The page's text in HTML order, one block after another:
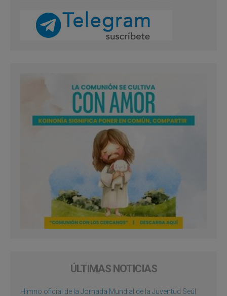
ÚLTIMAS NOTICIAS
Himno oficial de la Jornada Mundial de la Juventud Seúl